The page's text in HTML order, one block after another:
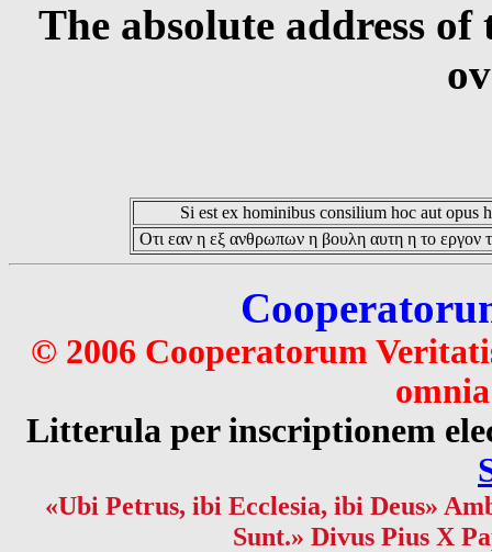
The absolute address
Si est ex hominibus consilium hoc aut opus
Οτι εαν η εξ ανθρωπων η βουλη αυτη η το εργον
© 2006 Cooperatorum
Litterula per inscriptionem
«Ubi Petrus, ibi Ecclesia, ibi Deus»
Sunt.» Divus Pius X